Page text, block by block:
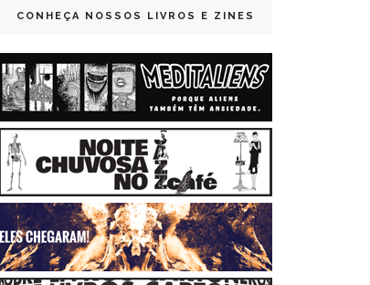
CONHEÇA NOSSOS LIVROS E ZINES